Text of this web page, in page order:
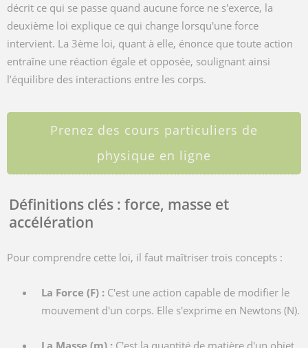
décrit ce qui se passe quand aucune force ne s'exerce, la
deuxième loi explique ce qui change lorsqu'une force
intervient. La 3ème loi, quant à elle, énonce que toute action
entraîne une réaction égale et opposée, soulignant ainsi
l’équilibre des interactions entre les corps.
Prenez des cours particuliers de
physique en ligne
Définitions clés : force, masse et
accélération
Pour comprendre cette loi, il faut maîtriser trois concepts :
La Force (F) : C'est une action capable de modifier le
mouvement d'un corps. Elle s'exprime en Newtons (N).
La Masse (m) : C'est la quantité de matière d'un objet,